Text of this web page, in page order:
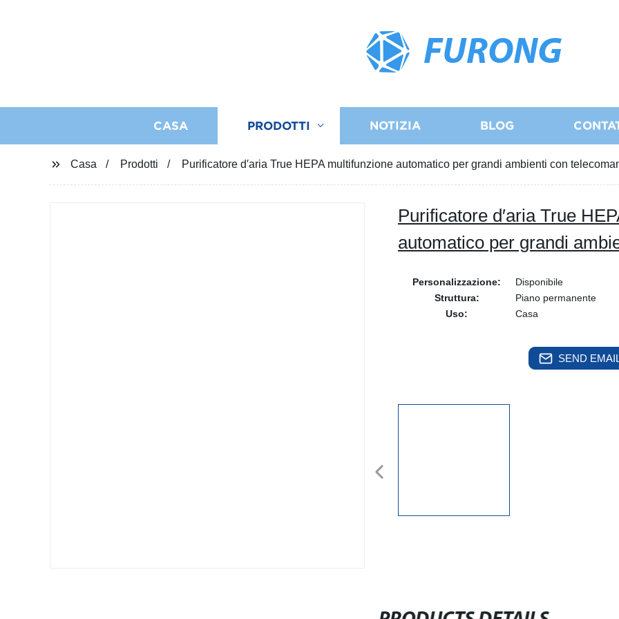
FURONG
CASA PRODOTTI NOTIZIA BLOG
Casa Prodotti Purificatore d′aria True HEPA multifunzione automatico per grandi ambienti con
Purificatore d′aria True
automatico per grandi
Personalizzazione:
Disponibile
Struttura:
Piano permanente
Uso:
Casa
SEND